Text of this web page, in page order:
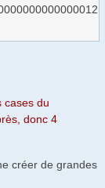
cases du
donc 4
créer de grandes